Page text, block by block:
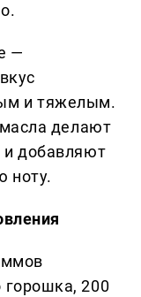
—
и тяжелым.
делают
и добавляют
ноту.
горошка, 200